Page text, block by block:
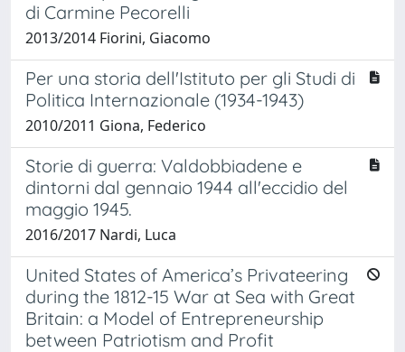
di Carmine Pecorelli
2013/2014 Fiorini, Giacomo
Per una storia dell'Istituto per gli Studi di
Politica Internazionale (1934-1943)
2010/2011 Giona, Federico
Storie di guerra: Valdobbiadene e
dintorni dal gennaio 1944 all'eccidio del
maggio 1945.
2016/2017 Nardi, Luca
United States of America’s Privateering
during the 1812-15 War at Sea with Great
Britain: a Model of Entrepreneurship
between Patriotism and Profit